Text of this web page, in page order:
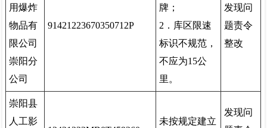
用爆炸
物品有
限公司
崇阳分
公司
91421223670350712P
牌；
2．库区限速
标识不规范，
不应为15公
里。
发现问
题责令
整改
崇阳县
人工影
未按规定建立
发现问